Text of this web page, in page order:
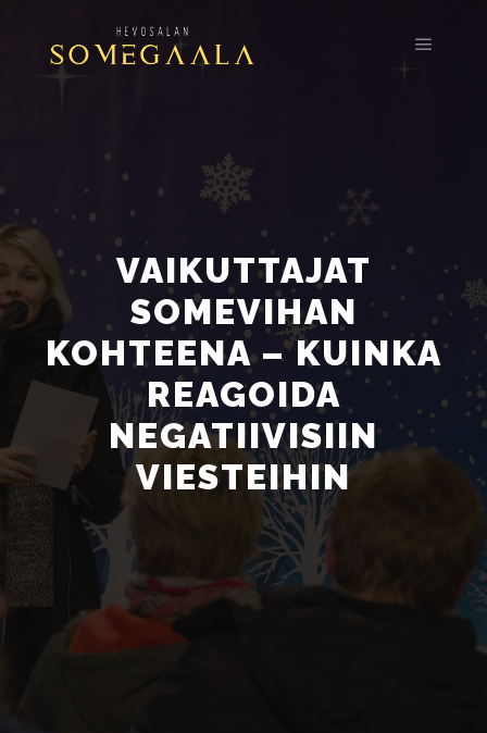
VAIKUTTAJAT
SOMEVIHAN
KOHTEENA – KUINKA
REAGOIDA
NEGATIIVISIIN
VIESTEIHIN